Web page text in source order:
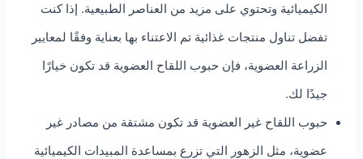
الكيميائية وتحتوي على مزيد من العناصر الطبيعية. إذا كنت
تفضل تناول منتجات غذائية تم الاعتناء بها بعناية وفقًا لمعايير
الزراعة العضوية، فإن حبوب اللقاح العضوية قد تكون خيارًا
جيدًا لك.
حبوب اللقاح غير العضوية قد تكون مشتقة من مصادر غير
عضوية، مثل الزهور التي تزرع بمساعدة المبيدات الكيميائية